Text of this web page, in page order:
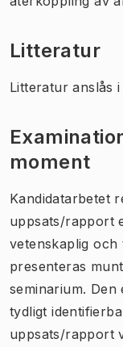
Litteratur
Litteratur anslås
moment
Kandidatarbetet
uppsats/rapport
vetenskaplig
presenteras
seminarium. Den
tydligt
uppsats/rapport